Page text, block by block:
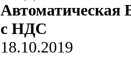
Автоматическая
с НДС
18.10.2019